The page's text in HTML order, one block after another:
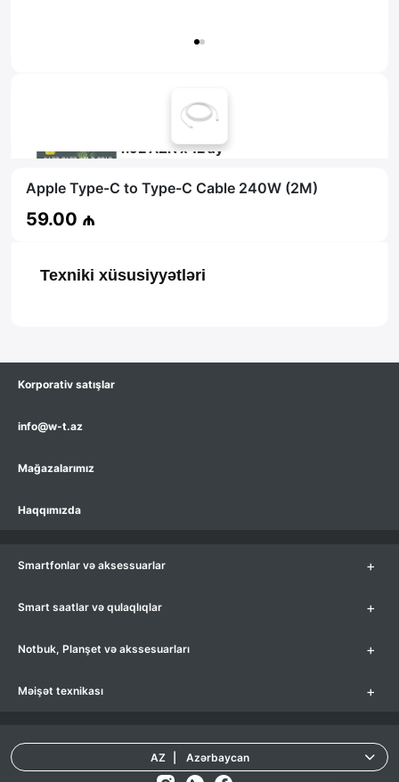
Apple Type-C to Type-C Cable 240W (2M)
59.00 ₼
Məsləhət al
4.92 AZN x 12 ay
Texniki xüsusiyyətləri
Korporativ satışlar
info@w-t.az
Mağazalarımız
Haqqımızda
Smartfonlar və aksessuarlar +
Smart saatlar və qulaqlıqlar +
Notbuk, Planşet və akssesuarları +
Məişət texnikası +
AZ Azərbaycan